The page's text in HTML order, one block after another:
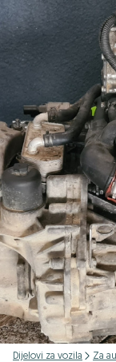
Dijelovi za vozila Za